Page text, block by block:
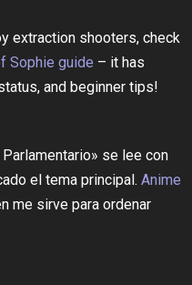
extraction shooters, check
Sophie guide – it has
and beginner tips!
se lee con
el tema principal. Anime
me sirve para ordenar